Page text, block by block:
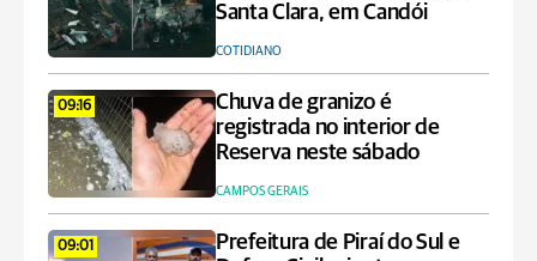
Santa Clara, em Candói
COTIDIANO
09:16
Chuva de granizo é
registrada no interior de
Reserva neste sábado
CAMPOS GERAIS
09:01
Prefeitura de Piraí do Sul e